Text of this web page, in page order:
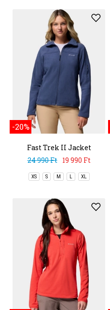
-20%
Fast Trek II Jacket
24 990 Ft
19 990 Ft
XS S M L XL